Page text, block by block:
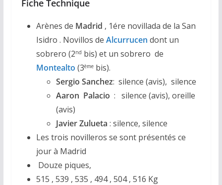
Fiche Technique
Arènes de Madrid , 1ére novillada de la San
Isidro . Novillos de Alcurrucen dont un
sobrero (2nd bis) et un sobrero de
Montealto (3èmebis).
Sergio Sanchez: silence (avis), silence
Aaron Palacio : silence (avis), oreille
(avis)
Javier Zulueta : silence, silence
Les trois novilleros se sont présentés ce
jour à Madrid
Douze piques,
515 , 539 , 535 , 494 , 504 , 516 Kg